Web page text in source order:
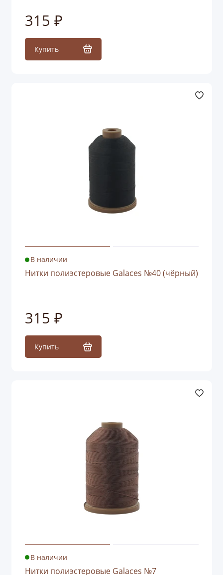
315 ₽
Купить
В наличии
Нитки полиэстеровые Galaces №40 (чёрный)
315 ₽
Купить
В наличии
Нитки полиэстеровые Galaces №7